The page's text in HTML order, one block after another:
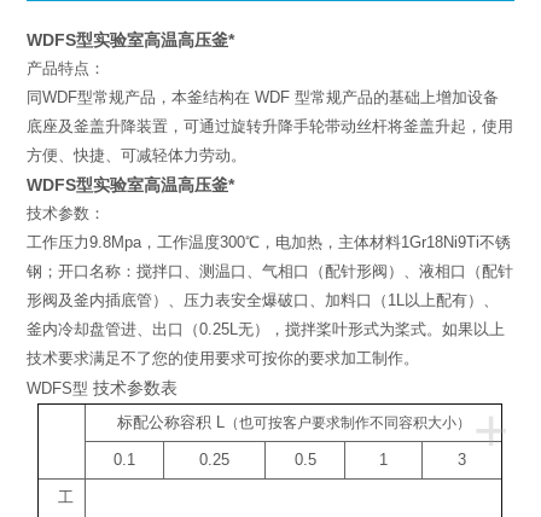
WDFS型实验室高温高压釜*
产品特点：
同WDF型常规产品，本釜结构在 WDF 型常规产品的基础上增加设备
底座及釜盖升降装置，可通过旋转升降手轮带动丝杆将釜盖升起，使用
方便、快捷、可减轻体力劳动。
WDFS型实验室高温高压釜*
技术参数：
工作压力9.8Mpa，工作温度300℃，电加热，主体材料1Gr18Ni9Ti不锈
钢；开口名称：搅拌口、测温口、气相口（配针形阀）、液相口（配针
形阀及釜内插底管）、压力表安全爆破口、加料口（1L以上配有）、
釜内冷却盘管进、出口（0.25L无），搅拌桨叶形式为桨式。如果以上
技术要求满足不了您的使用要求可按你的要求加工制作。
WDFS型技术参数表
+
标配公称容积 L（也可按客户要求制作不同容积大小）
0.1 0.25 0.5 1 3
工